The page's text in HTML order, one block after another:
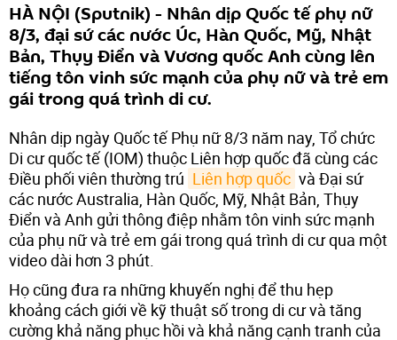
HÀ NỘI (Sputnik) - Nhân dịp Quốc tế phụ nữ
8/3, đại sứ các nước Úc, Hàn Quốc, Mỹ, Nhật
Bản, Thụy Điển và Vương quốc Anh cùng lên
tiếng tôn vinh sức mạnh của phụ nữ và trẻ em
gái trong quá trình di cư.
Nhân dịp ngày Quốc tế Phụ nữ 8/3 năm nay, Tổ chức
Di cư quốc tế (IOM) thuộc Liên hợp quốc đã cùng các
Điều phối viên thường trú Liên hợp quốc và Đại sứ
các nước Australia, Hàn Quốc, Mỹ, Nhật Bản, Thụy
Điển và Anh gửi thông điệp nhằm tôn vinh sức mạnh
của phụ nữ và trẻ em gái trong quá trình di cư qua một
video dài hơn 3 phút.
Họ cũng đưa ra những khuyến nghị để thu hẹp
khoảng cách giới về kỹ thuật số trong di cư và tăng
cường khả năng phục hồi và khả năng cạnh tranh của